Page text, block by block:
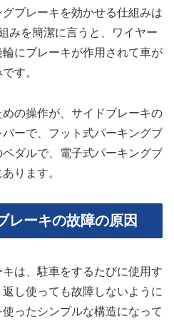
ブレーキを効かせる仕組みは
みを簡潔に言うと、ワイヤー
にブレーキが作用されて車が
す。
の操作が、サイドブレーキの
ーで、フット式パーキングブ
ダルで、電子式パーキングブ
ります。
レーキの故障の原因
は、駐車をするたびに使用す
し使っても故障しないように
ったシンプルな構造になって